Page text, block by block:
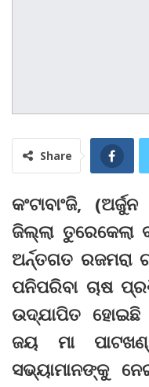
Share
କଂଟାବାଂଜି,
ଜିଲ୍ଲା ତୁରେକେଲା
ଅର୍ନ୍ତଗତ
ପନିପରିବା ଚାଷ
ଉଦ୍‌ଯାପିତ ହୋଇଛି
ଜୟ ମା
ସଭ୍ୟାମାନଙ୍କୁ